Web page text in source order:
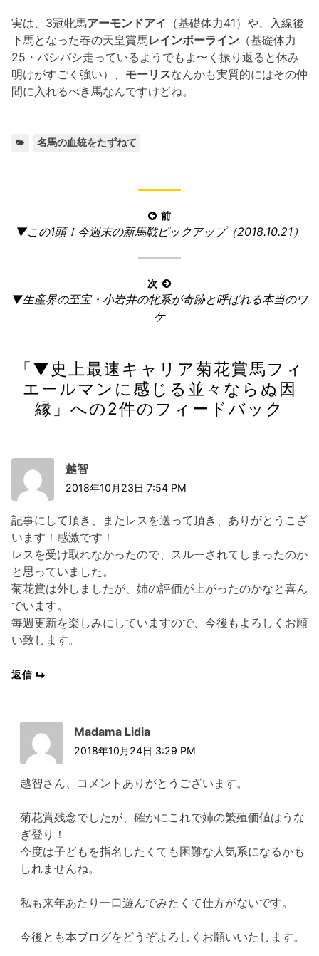
実は、3冠牝馬アーモンドアイ （基礎体力41）や、入線後
下馬となった春の天皇賞馬レインボーライン （基礎体力
25・バシバシ走っているようでもよ〜く振り返ると休み
明けがすごく強い）、 モーリスなんかも実質的にはその仲
間に入れるべき馬なんですけどね。
名馬の血統をたずねて
稿
ゲ
ョ
ン
前
前
▼この1頭！今週末の新馬戦ピックアップ（2018.10.21）
次
次
▼生産界の至宝・小岩井の牝系が奇跡と呼ばれる本当のワ
ケ
「▼史上最速キャリア菊花賞馬フィ
エールマンに感じる並々ならぬ因
縁 」への2件のフィードバック
越智
2018年10月23日 7:54 PM
記事にして頂き、またレスを送って頂き、ありがとうこざ
います！感激です！
レスを受け取れなかったので、スルーされてしまったのか
と思っていました。
菊花賞は外しましたが、姉の評価が上がったのかなと喜ん
でいます。
毎週更新を楽しみにしていますので、今後もよろしくお願
い致します。
返信
Madama Lidia
2018年10月24日 3:29 PM
越智さん、コメントありがとうございます。
菊花賞残念でしたが、確かにこれで姉の繁殖価値はうな
ぎ登り！
今度は子どもを指名したくても困難な人気系になるかも
しれませんね。
私も来年あたり一口遊んでみたくて仕方がないです。
今後とも本ブログをどうぞよろしくお願いいたします。